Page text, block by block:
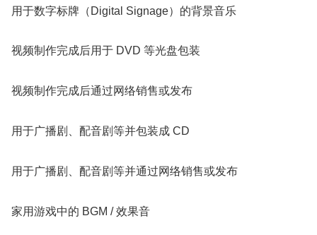
用于数字标牌（Digital Signage）的背景音乐
视频制作完成后用于 DVD 等光盘包装
视频制作完成后通过网络销售或发布
用于广播剧、配音剧等并包装成 CD
用于广播剧、配音剧等并通过网络销售或发布
家用游戏中的 BGM / 效果音